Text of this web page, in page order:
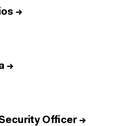
→
→
Officer→